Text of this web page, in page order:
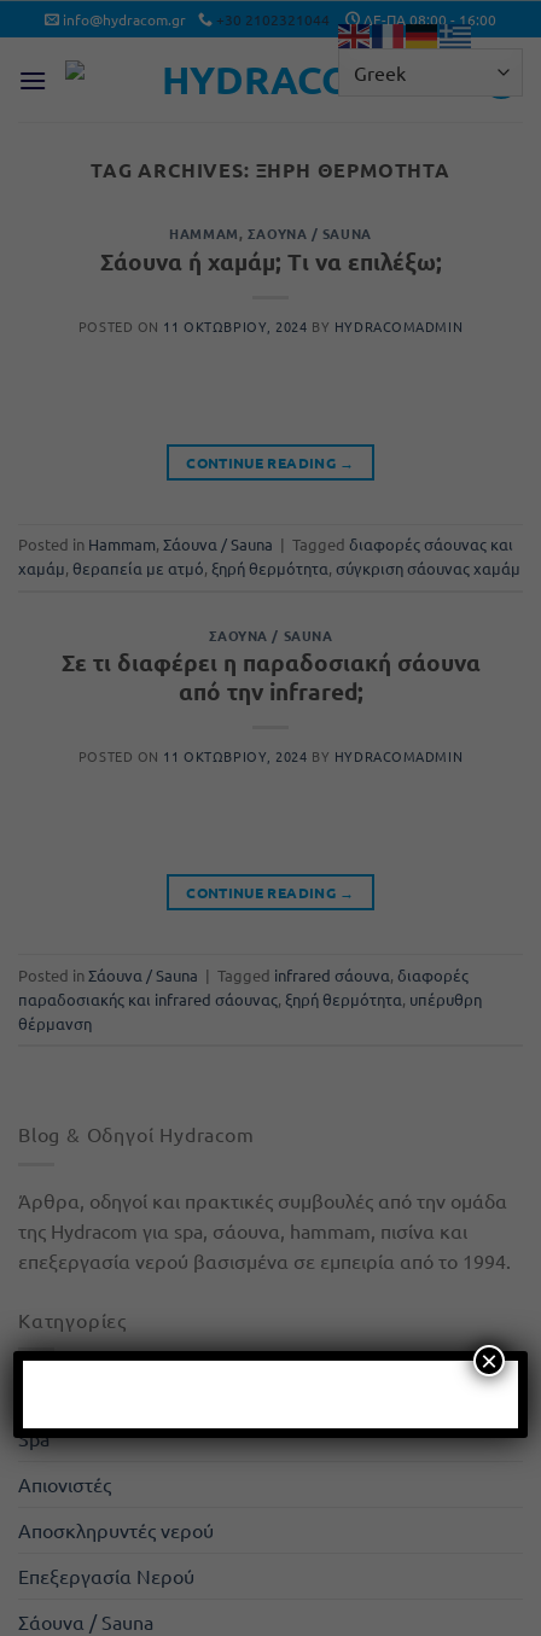
Μετάβαση
στο
περιεχόμενο
info@hydracom.gr +30 2102321044 ΔΕ-ΠΑ 08:00 - 16:00
TAG ARCHIVES: ΞΗΡΉ ΘΕΡΜΌΤΗΤΑ
HAMMAM, ΣΆΟΥΝΑ / SAUNA
Σάουνα ή χαμάμ; Τι να επιλέξω;
POSTED ON 11 ΟΚΤΩΒΡΊΟΥ, 2024 BY HYDRACOMADMIN
CONTINUE READING →
Posted in Hammam, Σάουνα / Sauna | Tagged διαφορές σάουνας και
χαμάμ, θεραπεία με ατμό, ξηρή θερμότητα, σύγκριση σάουνας χαμάμ
ΣΆΟΥΝΑ / SAUNA
Σε τι διαφέρει η παραδοσιακή σάουνα
από την infrared;
POSTED ON 11 ΟΚΤΩΒΡΊΟΥ, 2024 BY HYDRACOMADMIN
CONTINUE READING →
Posted inΣάουνα / Sauna | Tagged infrared σάουνα, διαφορές
παραδοσιακής και infrared σάουνας, ξηρή θερμότητα, υπέρυθρη
θέρμανση
Blog & Οδηγοί Hydracom
Άρθρα, οδηγοί και πρακτικές συμβουλές από την ομάδα
της Hydracom για spa, σάουνα, hammam, πισίνα και
επεξεργασία νερού βασισμένα σε εμπειρία από το 1994.
Kατηγορίες
Spa
Απιονιστές
Αποσκληρυντές νερού
Επεξεργασία Νερού
Σάουνα / Sauna
×